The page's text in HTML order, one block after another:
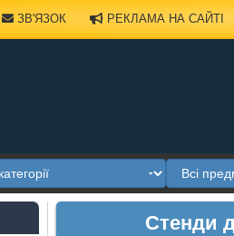
ЗВ'ЯЗОК РЕКЛАМА НА САЙТІ
Стенди